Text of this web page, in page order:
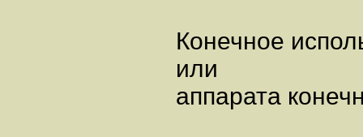
Конечное
или
аппарата